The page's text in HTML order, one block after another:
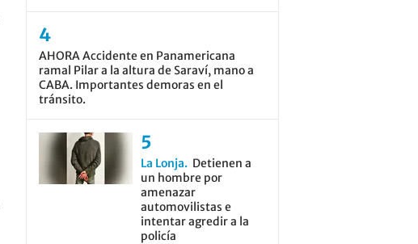
AHORA Accidente en Panamericana
ramal Pilar a la altura de Saraví, mano a
CABA. Importantes demoras en el
tránsito.
La Lonja
Detienen a
un hombre por
amenazar
automovilistas e
intentar agredir a la
policía